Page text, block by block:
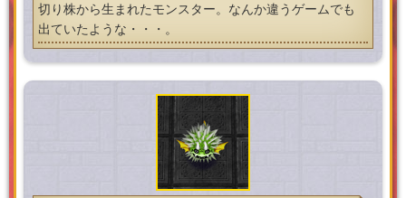
切り株から生まれたモンスター。なんか違うゲームでも
出ていたような・・・。